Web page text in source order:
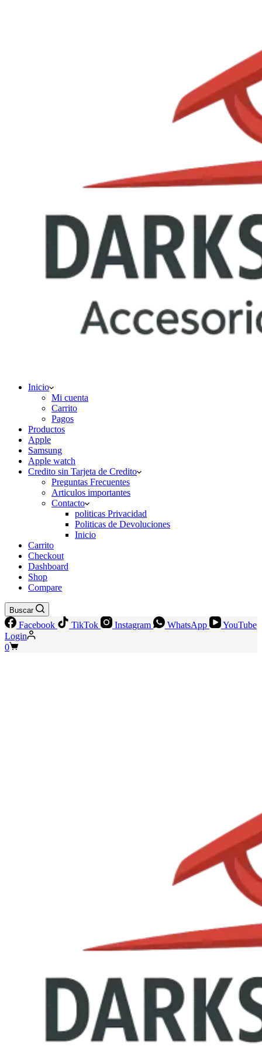
Inicio
Mi cuenta
Carrito
Pagos
Productos
Apple
Samsung
Apple watch
Credito sin Tarjeta de Credito
Preguntas Frecuentes
Articulos importantes
Contacto
politicas Privacidad
Politicas de Devoluciones
Inicio
Carrito
Checkout
Dashboard
Shop
Compare
Buscar
Facebook TikTok Instagram WhatsApp
YouTube
Login
Shopping
0